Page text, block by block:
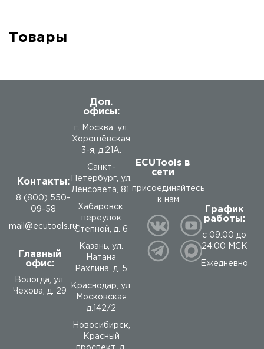
Товары
Контакты:
8 (800) 550-
09-58
mail@ecutools.ru
Главный
офис:
Вологда
ул.
Чехова, д. 29
Доп.
офисы:
г. Москва, ул.
Хорошёвская
3-я, д.21А.
Санкт-
Петербург, ул.
Ленсовета, 81.
Хабаровск,
переулок
Степной, д. 6
Казань, ул.
Натана
Рахлина, д. 5
Краснодар, ул.
Московская
д.142/2
Новосибирск,
Красный
ECUTools в
сети
присоединяйтесь
к нам
График
работы:
с 09:00 до
24:00 МСК
Ежедневно